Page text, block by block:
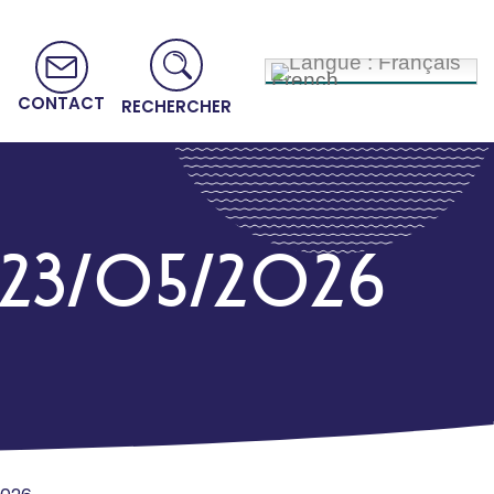
CONTACT RECHERCHER
French
– 23/05/2026